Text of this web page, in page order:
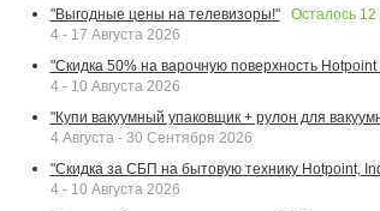
"Выгодные цены на телевизоры!"
Осталось 12
4 - 17 Августа 2026
"Скидка 50% на варочную поверхность
4 - 10 Августа 2026
"Купи вакуумный упаковщик + рулон для
4 Августа - 30 Сентября 2026
"Скидка за СБП на бытовую технику Hotpoint,
4 - 10 Августа 2026